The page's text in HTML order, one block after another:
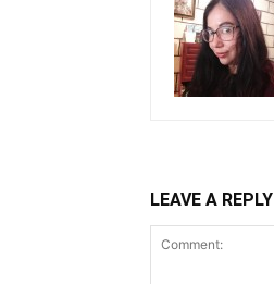
LEAVE A REPLY